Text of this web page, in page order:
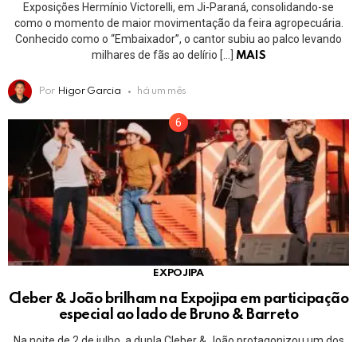
Exposições Hermínio Victorelli, em Ji-Paraná, consolidando-se
como o momento de maior movimentação da feira agropecuária.
Conhecido como o “Embaixador”, o cantor subiu ao palco levando
milhares de fãs ao delírio […]
MAIS
Por Higor Garcia há um mês
EXPOJIPA
Cleber & João brilham na Expojipa em participação
especial ao lado de Bruno & Barreto